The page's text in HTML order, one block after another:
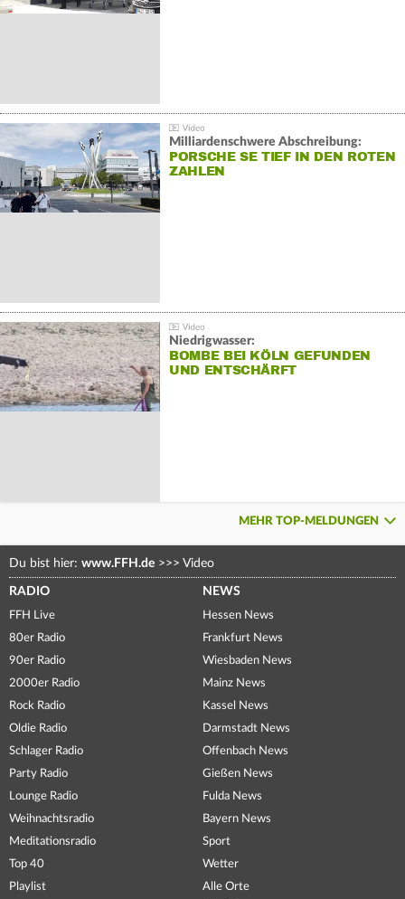
Milliardenschwere Abschreibung:
PORSCHE SE TIEF IN DEN ROTEN
ZAHLEN
Niedrigwasser:
BOMBE BEI KÖLN GEFUNDEN
UND ENTSCHÄRFT
MEHR TOP-MELDUNGEN
Du bist hier: www.FFH.de >>> Video
RADIO
FFH Live
80er Radio
90er Radio
2000er Radio
Rock Radio
Oldie Radio
Schlager Radio
Party Radio
Lounge Radio
Weihnachtsradio
Meditationsradio
Top 40
Playlist
NEWS
Hessen News
Frankfurt News
Wiesbaden News
Mainz News
Kassel News
Darmstadt News
Offenbach News
Gießen News
Fulda News
Bayern News
Sport
Wetter
Alle Orte